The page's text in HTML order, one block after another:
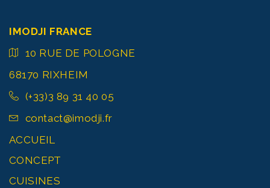
IMODJI FRANCE
10 RUE DE POLOGNE
68170 RIXHEIM
(+33)3 89 31 40 05
contact@imodji.fr
ACCUEIL
CONCEPT
CUISINES